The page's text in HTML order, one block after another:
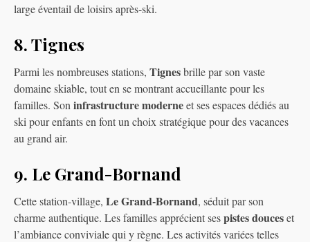
large éventail de loisirs après-ski.
8. Tignes
Parmi les nombreuses stations, Tignesbrille par son vaste
domaine skiable, tout en se montrant accueillante pour les
familles. Son infrastructure moderneet ses espaces dédiés au
ski pour enfants en font un choix stratégique pour des vacances
au grand air.
9. Le Grand-Bornand
Cette station-village, Le Grand-Bornand, séduit par son
charme authentique. Les familles apprécient sespistes douceset
l’ambiance conviviale qui y règne. Les activités variées telles